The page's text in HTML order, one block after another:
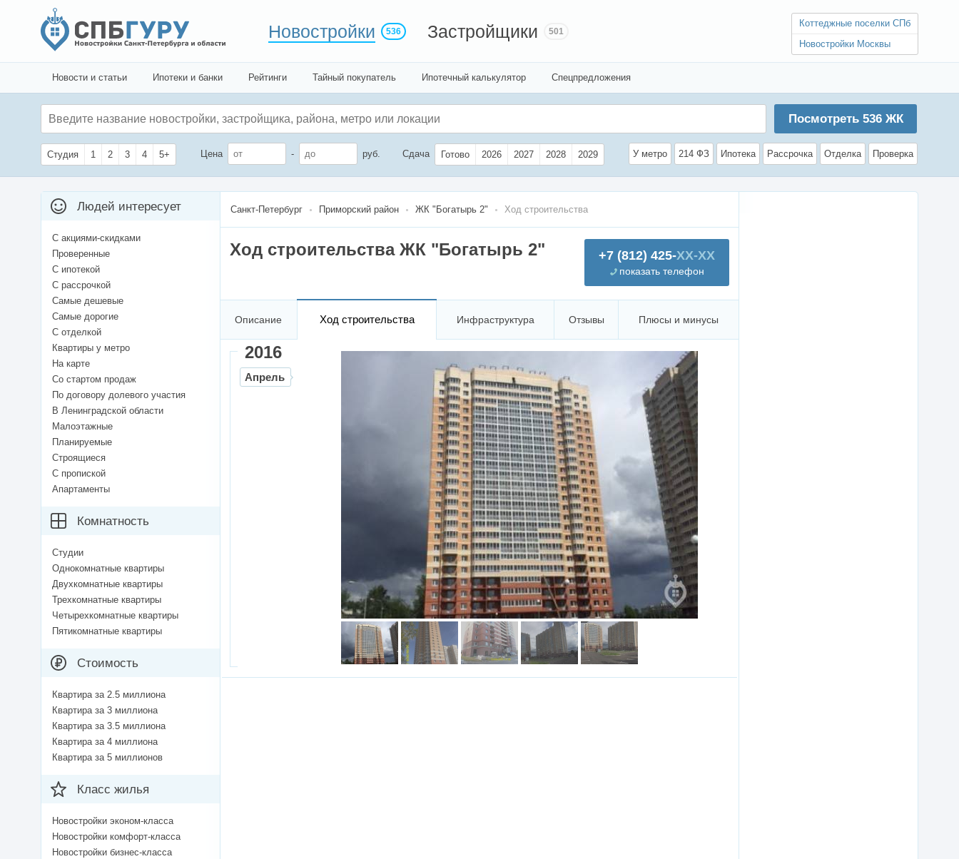
Новостройки 536 Застройщики 501
Коттеджные поселки СПб
Новостройки Москвы
Новости и статьи Ипотеки и банки Рейтинги Тайный покупатель Ипотечный калькулятор Спецпредложения
Посмотреть 536ЖК
Студия 1 2 3 4 5+ Цена - руб. Сдача Готово 2026 2027 2028 2029 У метро 214 ФЗ Ипотека Рассрочка Отделка Проверка
Санкт-Петербург Приморский район ЖК "Богатырь 2" Ход строительства
+7 (812) 425-XX-XX
показать телефон
Ход строительства ЖК "Богатырь 2"
Описание Ход строительства Инфраструктура Отзывы Плюсы и минусы
2016
Апрель
Людей интересует
С акциями-скидками
Проверенные
С ипотекой
С рассрочкой
Самые дешевые
Самые дорогие
С отделкой
Квартиры у метро
На карте
Со стартом продаж
По договору долевого участия
В Ленинградской области
Малоэтажные
Планируемые
Строящиеся
С пропиской
Апартаменты
Комнатность
Студии
Однокомнатные квартиры
Двухкомнатные квартиры
Трехкомнатные квартиры
Четырехкомнатные квартиры
Пятикомнатные квартиры
Стоимость
Квартира за 2.5 миллиона
Квартира за 3 миллиона
Квартира за 3.5 миллиона
Квартира за 4 миллиона
Квартира за 5 миллионов
Класс жилья
Новостройки эконом-класса
Новостройки комфорт-класса
Новостройки бизнес-класса